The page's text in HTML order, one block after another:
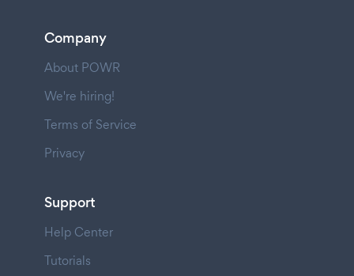
Company
About POWR
We're hiring!
Terms of Service
Privacy
Support
Help Center
Tutorials